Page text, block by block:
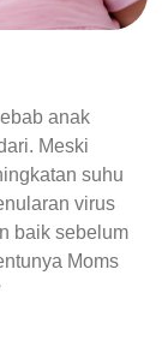
anak
Meski
suhu
virus
baik sebelum
Moms